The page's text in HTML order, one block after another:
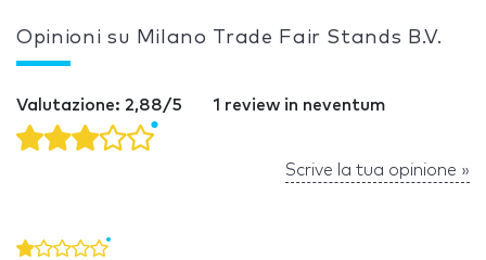
Opinioni su Milano Trade Fair Stands B.V.
Valutazione: 2,88/5 1 review in neventum
Scrive la tua opinione »